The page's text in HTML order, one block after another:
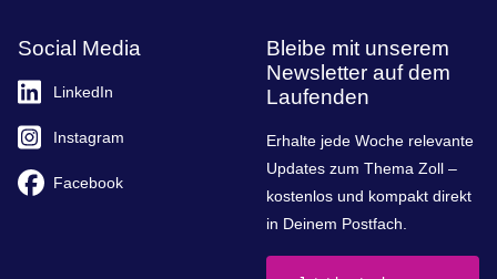
Social Media
LinkedIn
Instagram
Facebook
Bleibe mit unserem
Newsletter auf dem
Laufenden
Erhalte jede Woche relevante
Updates zum Thema Zoll –
kostenlos und kompakt direkt
in Deinem Postfach.